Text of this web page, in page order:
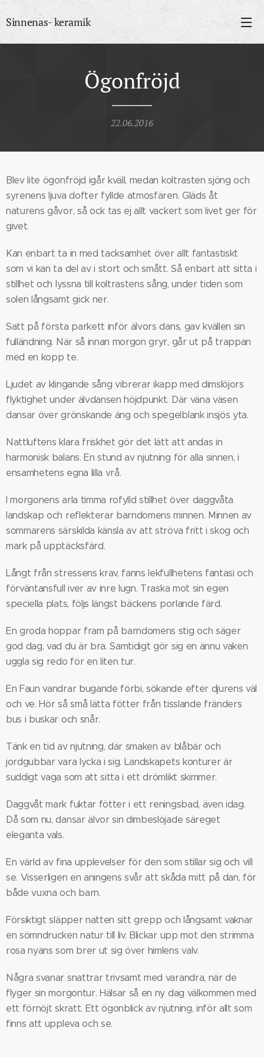
Sinnenas- keramik
Ögonfröjd
22.06.2016
Blev lite ögonfröjd igår kväll, medan koltrasten sjöng och
syrenens ljuva dofter fyllde atmosfären. Gläds åt
naturens gåvor, så ock tas ej allt vackert som livet ger för
givet.
Kan enbart ta in med tacksamhet över allt fantastiskt
som vi kan ta del av i stort och smått. Så enbart att sitta i
stillhet och lyssna till koltrastens sång, under tiden som
solen långsamt gick ner.
Satt på första parkett inför älvors dans, gav kvällen sin
fulländning. När så innan morgon gryr, går ut på trappan
med en kopp te.
Ljudet av klingande sång vibrerar ikapp med dimslöjors
flyktighet under älvdansen höjdpunkt. Där väna väsen
dansar över grönskande äng och spegelblank insjös yta.
Nattluftens klara friskhet gör det lätt att andas in
harmonisk balans. En stund av njutning för alla sinnen, i
ensamhetens egna lilla vrå.
I morgonens arla timma rofylld stillhet över daggvåta
landskap och reflekterar barndomens minnen. Minnen av
sommarens särskilda känsla av att ströva fritt i skog och
mark på upptäcksfärd.
Långt från stressens krav, fanns lekfullhetens fantasi och
förväntansfull iver av inre lugn. Traska mot sin egen
speciella plats, följs längst bäckens porlande färd.
En groda hoppar fram på barndomens stig och säger
god dag, vad du är bra. Samtidigt gör sig en ännu vaken
uggla sig redo för en liten tur.
En Faun vandrar bugande förbi, sökande efter djurens väl
och ve. Hör så små lätta fötter från tisslande fränders
bus i buskar och snår.
Tänk en tid av njutning, där smaken av blåbär och
jordgubbar vara lycka i sig. Landskapets konturer är
suddigt vaga som att sitta i ett drömlikt skimmer.
Daggvåt mark fuktar fötter i ett reningsbad, även idag.
Då som nu, dansar älvor sin dimbeslöjade säreget
eleganta vals.
En värld av fina upplevelser för den som stillar sig och vill
se. Visserligen en aningens svår att skåda mitt på dan, för
både vuxna och barn.
Försiktigt släpper natten sitt grepp och långsamt vaknar
en sömndrucken natur till liv. Blickar upp mot den strimma
rosa nyans som brer ut sig över himlens valv.
Några svanar snattrar trivsamt med varandra, när de
flyger sin morgontur. Hälsar så en ny dag välkommen med
ett förnöjt skratt. Ett ögonblick av njutning, inför allt som
finns att uppleva och se.